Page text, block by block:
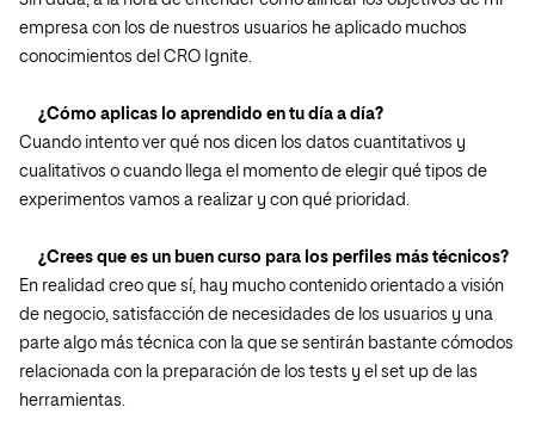
empresa con los de nuestros usuarios he aplicado muchos
conocimientos del CRO Ignite.
¿Cómo aplicas lo aprendido en tu día a día?
Cuando intento ver qué nos dicen los datos cuantitativos y
cualitativos o cuando llega el momento de elegir qué tipos de
experimentos vamos a realizar y con qué prioridad.
¿Crees que es un buen curso para los perfiles más técnicos?
En realidad creo que sí, hay mucho contenido orientado a visión
de negocio, satisfacción de necesidades de los usuarios y una
parte algo más técnica con la que se sentirán bastante cómodos
relacionada con la preparación de los tests y el set up de las
herramientas.